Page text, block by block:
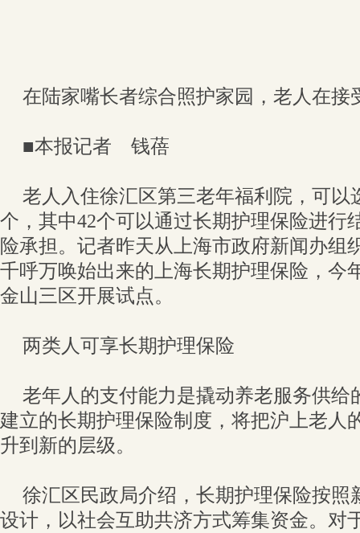
在陆家嘴长者综合照护家园，老人在接
■本报记者 钱蓓
老人入住徐汇区第三老年福利院，可以
个，其中42个可以通过长期护理保险进行
险承担。记者昨天从上海市政府新闻办组
千呼万唤始出来的上海长期护理保险，今
金山三区开展试点。
两类人可享长期护理保险
老年人的支付能力是撬动养老服务供给
建立的长期护理保险制度，将把沪上老人
升到新的层级。
徐汇区民政局介绍，长期护理保险按照
设计，以社会互助共济方式筹集资金。对